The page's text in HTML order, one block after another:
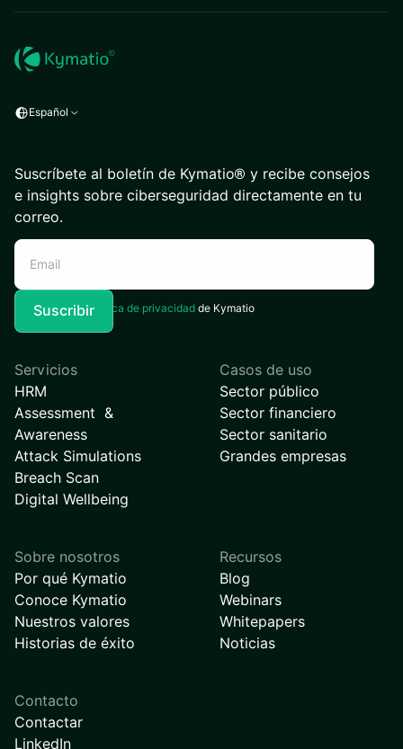
Español
Suscríbete al boletín de Kymatio® y recibe consejos
e insights sobre ciberseguridad directamente en tu
correo.
Acepto laPolítica de privacidad de Kymatio
Servicios
HRM
Assessment &
Awareness
Attack Simulations
Breach Scan
Digital Wellbeing
Casos de uso
Sector público
Sector financiero
Sector sanitario
Grandes empresas
Sobre nosotros
Por qué Kymatio
Conoce Kymatio
Nuestros valores
Historias de éxito
Recursos
Blog
Webinars
Whitepapers
Noticias
Contacto
Contactar
LinkedIn